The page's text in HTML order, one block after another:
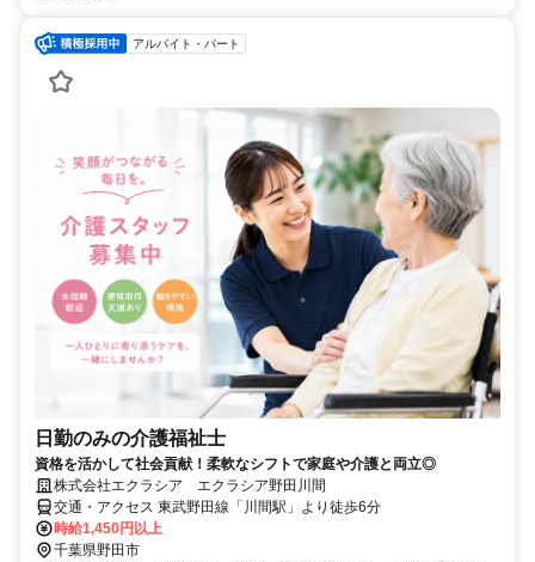
アルバイト・パート
日勤のみの介護福祉士
資格を活かして社会貢献！柔軟なシフトで家庭や介護と両立◎
株式会社エクラシア エクラシア野田川間
交通・アクセス 東武野田線「川間駅」より徒歩6分
時給1,450円以上
千葉県野田市